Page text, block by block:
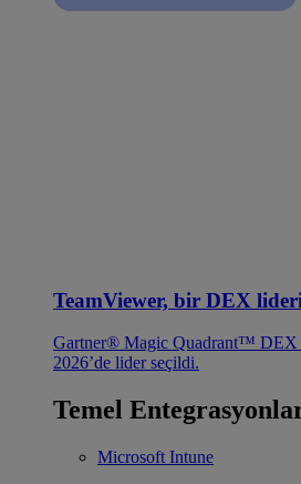
TeamViewer, bir DEX
Gartner® Magic Quadrant™ DEX
2026’de lider seçildi.
Temel
Microsoft Intune